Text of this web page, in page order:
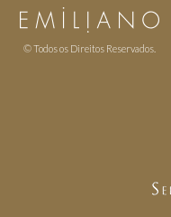
© Todos os Direitos Reservados.